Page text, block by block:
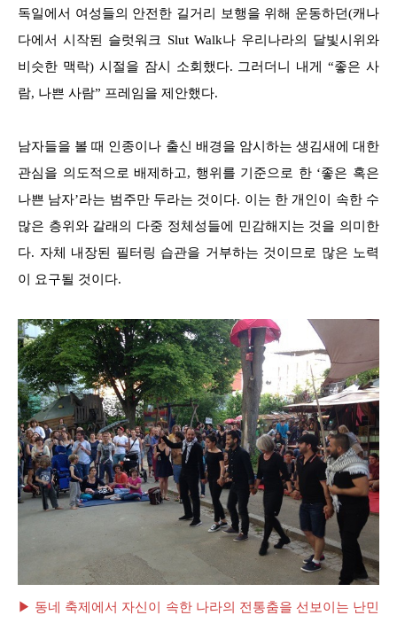
독일에서 여성들의 안전한 길거리 보행을 위해 운동하던(캐나
다에서 시작된 슬럿워크 Slut Walk나 우리나라의 달빛시위와
비슷한 맥락) 시절을 잠시 소회했다. 그러더니 내게 “좋은 사
람, 나쁜 사람” 프레임을 제안했다.
남자들을 볼 때 인종이나 출신 배경을 암시하는 생김새에 대한
관심을 의도적으로 배제하고, 행위를 기준으로 한 ‘좋은 혹은
나쁜 남자’라는 범주만 두라는 것이다. 이는 한 개인이 속한 수
많은 층위와 갈래의 다중 정체성들에 민감해지는 것을 의미한
다. 자체 내장된 필터링 습관을 거부하는 것이므로 많은 노력
이 요구될 것이다.
▶ 동네 축제에서 자신이 속한 나라의 전통춤을 선보이는 난민